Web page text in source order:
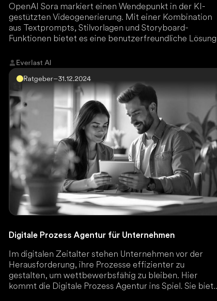
OpenAI Sora markiert einen Wendepunkt in der KI-
gestützten Videogenerierung. Mit einer Kombination
aus Textprompts, Stilvorlagen und Storyboard-
Funktionen bietet es eine benutzerfreundliche Lösung
ChatGPT Plus oder Pro, wobei Everlast AI mit einem
deutschen Tutorial den optimalen Einstieg ermöglicht.
Everlast AI
Ratgeber–31.12.2024
Digitale Prozess Agentur für Unternehmen
Im digitalen Zeitalter stehen Unternehmen vor der
Herausforderung, ihre Prozesse effizienter zu
gestalten, um wettbewerbsfähig zu bleiben. Hier
kommt die Digitale Prozess Agentur ins Spiel. Sie